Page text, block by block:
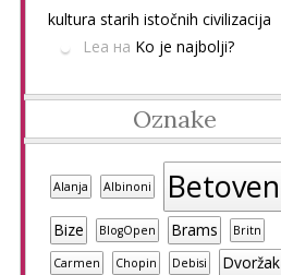
kultura starih istočnih civilizacija
Lea на Ko je najbolji?
Oznake
Alanja Albinoni Betoven
Bize BlogOpen Brams Britn
Carmen Chopin Debisi Dvoržak